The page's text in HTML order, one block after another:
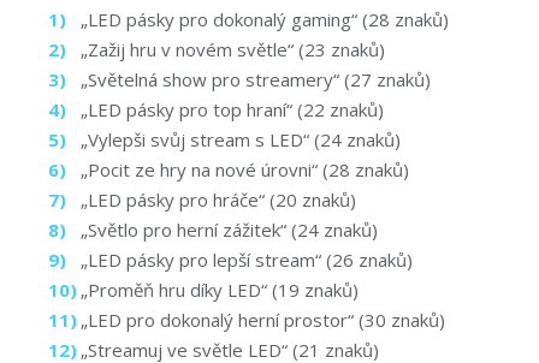
„LED pásky pro dokonalý gaming“ (28 znaků)
„Zažij hru v novém světle“ (23 znaků)
„Světelná show pro streamery“ (27 znaků)
„LED pásky pro top hraní“ (22 znaků)
„Vylepši svůj stream s LED“ (24 znaků)
„Pocit ze hry na nové úrovni“ (28 znaků)
„LED pásky pro hráče“ (20 znaků)
„Světlo pro herní zážitek“ (24 znaků)
„LED pásky pro lepší stream“ (26 znaků)
„Proměň hru díky LED“ (19 znaků)
„LED pro dokonalý herní prostor“ (30 znaků)
„Streamuj ve světle LED“ (21 znaků)